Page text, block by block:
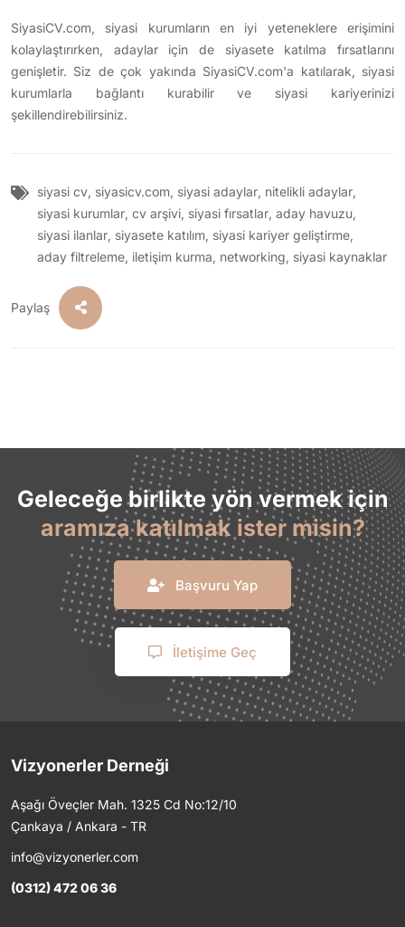
SiyasiCV.com, siyasi kurumların en iyi yeteneklere erişimini
kolaylaştırırken, adaylar için de siyasete katılma fırsatlarını
genişletir. Siz de çok yakında SiyasiCV.com'a katılarak, siyasi
kurumlarla bağlantı kurabilir ve siyasi kariyerinizi
şekillendirebilirsiniz.
siyasi cv, siyasicv.com, siyasi adaylar, nitelikli adaylar,
siyasi kurumlar, cv arşivi, siyasi fırsatlar, aday havuzu,
siyasi ilanlar, siyasete katılım, siyasi kariyer geliştirme,
aday filtreleme, iletişim kurma, networking, siyasi kaynaklar
Paylaş
Geleceğe birlikte yön vermek için
aramıza katılmak ister misin?
Başvuru Yap
İletişime Geç
Vizyonerler Derneği
Aşağı Öveçler Mah. 1325 Cd No:12/10
Çankaya / Ankara - TR
info@vizyonerler.com
(0312) 472 06 36